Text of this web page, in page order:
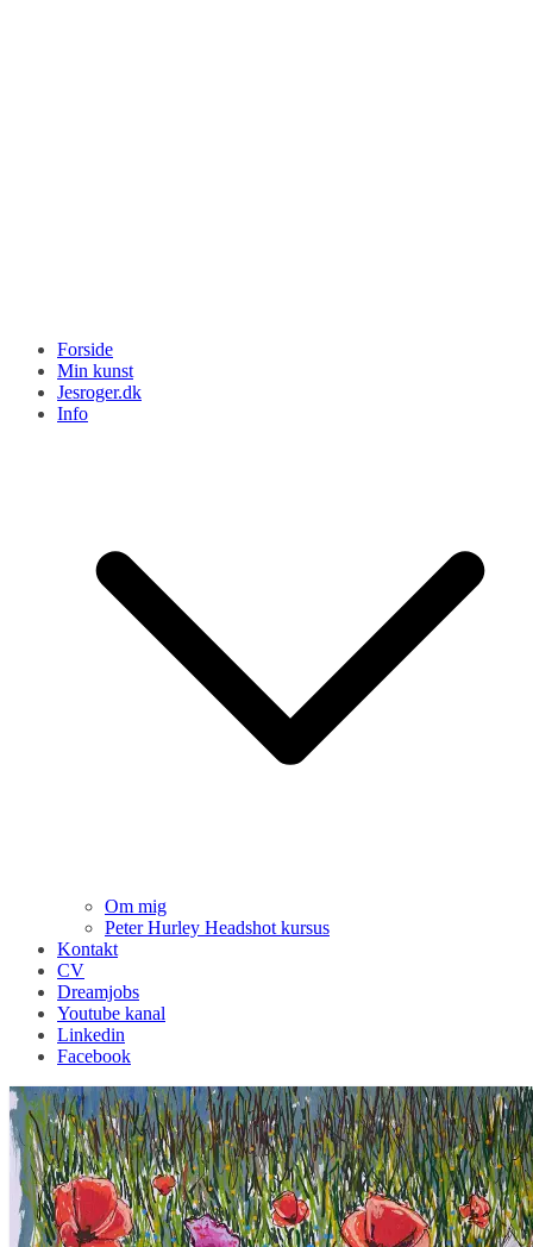
Forside
Min kunst
Jesroger.dk
Info
Om mig
Peter Hurley Headshot kursus
Kontakt
CV
Dreamjobs
Youtube kanal
Linkedin
Facebook